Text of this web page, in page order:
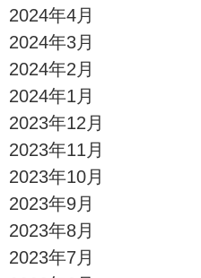
2024年4月
2024年3月
2024年2月
2024年1月
2023年12月
2023年11月
2023年10月
2023年9月
2023年8月
2023年7月